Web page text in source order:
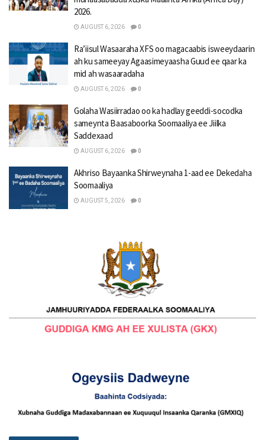
2026.
AUGUST 6, 2026 0
Ra’iisul Wasaaraha XFS oo magacaabis isweeydaarin
ah ku sameeyay Agaasimeyaasha Guud ee qaar ka
mid ah wasaaradaha
AUGUST 6, 2026 0
Golaha Wasiirradao oo ka hadlay geeddi-socodka
sameynta Baasaboorka Soomaaliya ee Jiilka
Saddexaad
AUGUST 6, 2026 0
Akhriso Bayaanka Shirweynaha 1-aad ee Dekedaha
Soomaaliya
AUGUST 5, 2026 0